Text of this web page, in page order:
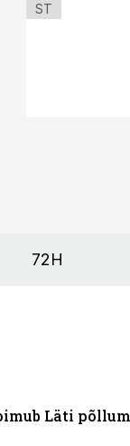
ST
72H
Läti